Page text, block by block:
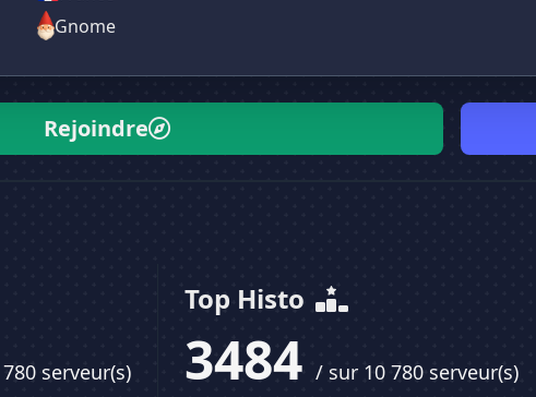
Gnome
Rejoindre
serveur(s)
Top Histo
3484 / sur 10 780 serveur(s)